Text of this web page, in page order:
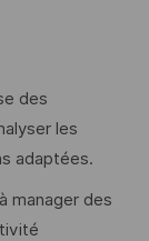
des
les
adaptées.
manager des